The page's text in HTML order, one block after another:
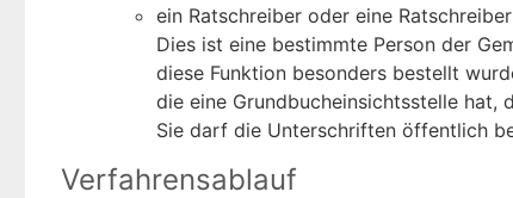
ein Ratschreiber oder eine
Dies ist eine bestimmte Person der
diese Funktion besonders bestellt
die eine Grundbucheinsichtsstelle hat,
Sie darf die Unterschriften öffentlich
Verfahrensablauf